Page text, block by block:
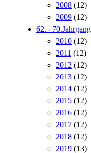
2008 (12)
2009 (12)
62. - 70.Jahrgang
2010 (12)
2011 (12)
2012 (12)
2013 (12)
2014 (12)
2015 (12)
2016 (12)
2017 (12)
2018 (12)
2019 (13)